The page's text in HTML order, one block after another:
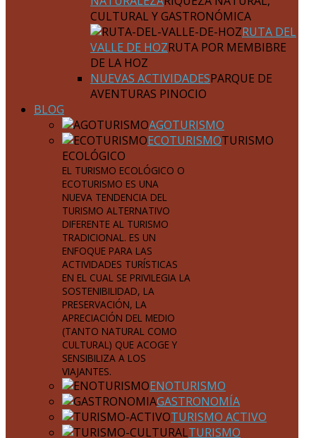
CULTURAL Y GASTRONÓMICA
RUTA DEL
VALLE DE HOZRUTA POR MEMBIBRE
DE LA HOZ
NUEVAS ACTIVIDADESPARQUE DE
AVENTURAS PINOCIO
BLOG
AGOTURISMO
ECOTURISMOTURISMO
ECOLÓGICO
EL TURISMO ECOLÓGICO O
ECOTURISMO ES UNA
NUEVA TENDENCIA DEL
TURISMO ALTERNATIVO
DIFERENTE AL TURISMO
TRADICIONAL. ES UN
ENFOQUE PARA LAS
ACTIVIDADES TURÍSTICAS
EN EL CUAL SE PRIVILEGIA LA
SOSTENIBILIDAD, LA
PRESERVACIÓN, LA
APRECIACIÓN DEL MEDIO
(TANTO NATURAL COMO
CULTURAL) QUE ACOGE Y
SENSIBILIZA A LOS
VIAJANTES.
ENOTURISMO
GASTRONOMÍA
TURISMO ACTIVO
TURISMO